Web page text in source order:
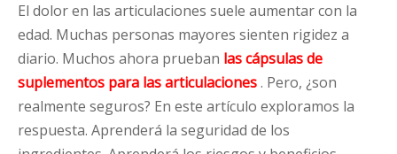
El dolor en las articulaciones suele aumentar con la
edad. Muchas personas mayores sienten rigidez a
diario. Muchos ahora prueban las cápsulas de
suplementos para las articulaciones. Pero, ¿son
realmente seguros? En este artículo exploramos la
respuesta. Aprenderá la seguridad de los